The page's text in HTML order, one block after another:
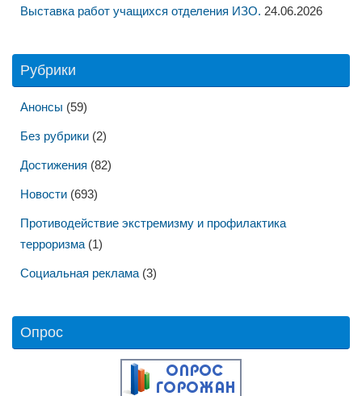
Выставка работ учащихся отделения ИЗО. 24.06.2026
Рубрики
Анонсы (59)
Без рубрики (2)
Достижения (82)
Новости (693)
Противодействие экстремизму и профилактика
терроризма (1)
Социальная реклама (3)
Опрос